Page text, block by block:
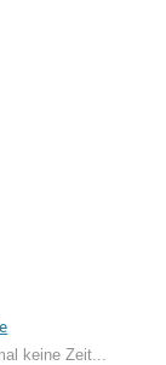
keine Zeit...